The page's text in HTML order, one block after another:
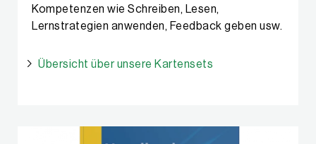
Kompetenzen wie Schreiben, Lesen,
Lernstrategien anwenden, Feedback geben usw.
Übersicht über unsere Kartensets